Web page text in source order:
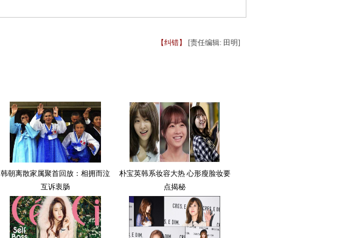
【纠错】 [责任编辑: 田明]
韩朝离散家属聚首回放：相拥而泣
互诉衷肠
朴宝英韩系妆容大热 心形瘦脸妆要
点揭秘